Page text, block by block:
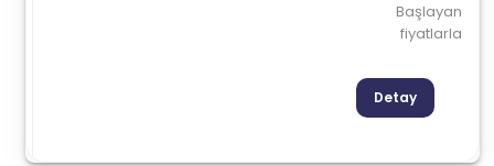
Başlayan
fiyatlarla
Detay